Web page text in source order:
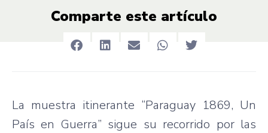
Comparte este artículo
La muestra itinerante “Paraguay 1869, Un
País en Guerra” sigue su recorrido por las